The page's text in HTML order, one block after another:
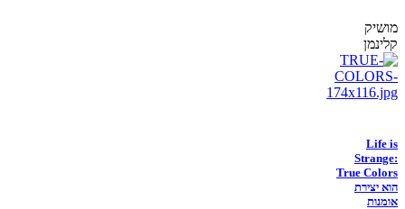
מושיק
קלינמן
Life is
Strange:
True Colors
הוא יצירת
אומנות